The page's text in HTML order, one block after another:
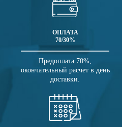
ОПЛАТА
70/30%
Предоплата 70%,
окончательный расчет в день
доставки.